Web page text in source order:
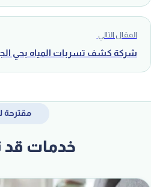
المقال التالي
شركة كشف تسربات المياه بحي
مقترحة
خدمات